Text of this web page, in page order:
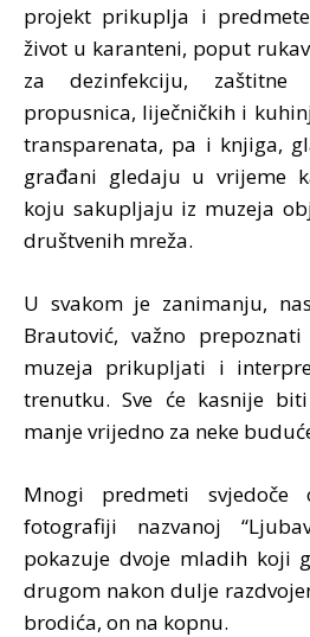
projekt prikuplja i
život u karanteni, poput
za dezinfekciju, zaštitne
propusnica, liječničkih i
transparenata, pa i knjiga,
građani gledaju u vrijeme
koju sakupljaju iz muzeja
društvenih mreža.
U svakom je zanimanju,
Brautović, važno
muzeja prikupljati i
trenutku. Sve će kasnije
manje vrijedno za neke
Mnogi predmeti svjedoče
fotografiji nazvanoj
pokazuje dvoje mladih koji
drugom nakon dulje
brodića, on na kopnu.